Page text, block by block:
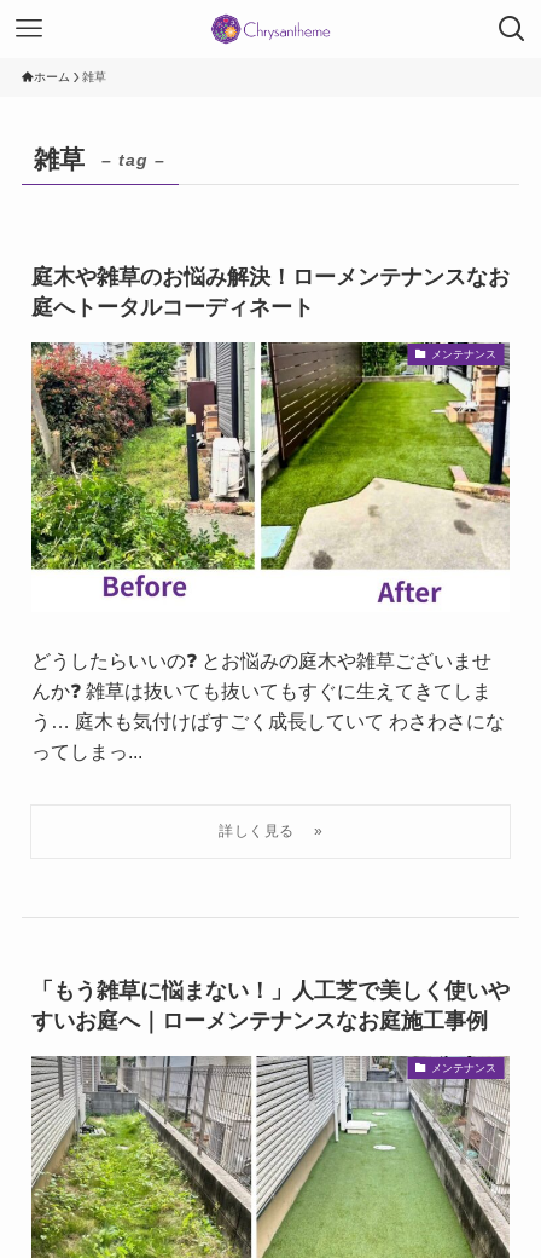
ホーム 雑草
雑草 – tag –
庭木や雑草のお悩み解決！ローメンテナンスなお
庭へトータルコーディネート
メンテナンス
どうしたらいいの❓ とお悩みの庭木や雑草ございませ
んか❓ 雑草は抜いても抜いてもすぐに生えてきてしま
う… 庭木も気付けばすごく成長していて わさわさにな
ってしまっ...
「もう雑草に悩まない！」人工芝で美しく使いや
すいお庭へ｜ローメンテナンスなお庭施工事例
メンテナンス